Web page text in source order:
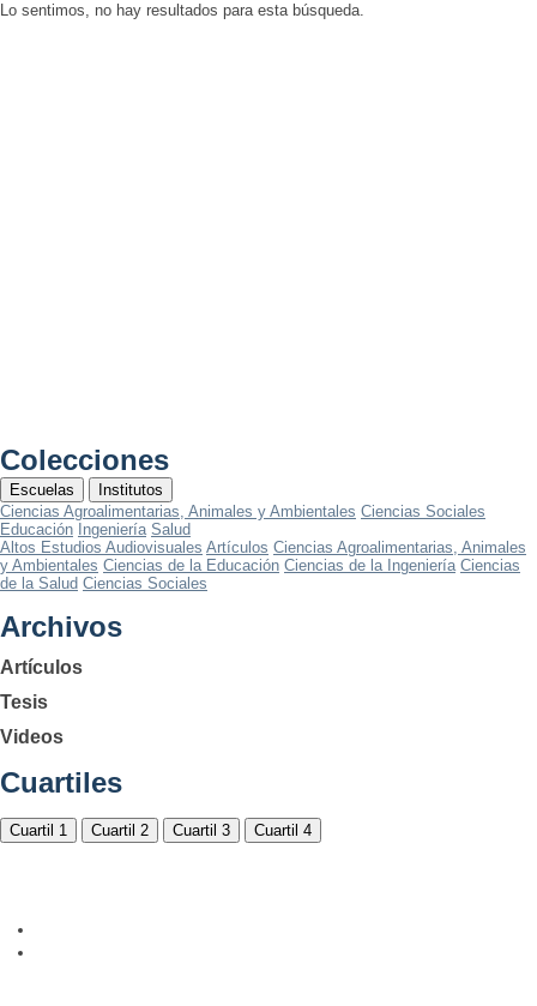
Lo sentimos, no hay resultados para esta búsqueda.
Colecciones
Escuelas
Institutos
Ciencias Agroalimentarias, Animales y Ambientales Ciencias Sociales
Educación Ingeniería Salud
Altos Estudios Audiovisuales Artículos Ciencias Agroalimentarias, Animales
y Ambientales Ciencias de la Educación Ciencias de la Ingeniería Ciencias
de la Salud Ciencias Sociales
Archivos
Artículos
Tesis
Videos
Cuartiles
Cuartil 1 Cuartil 2 Cuartil 3 Cuartil 4